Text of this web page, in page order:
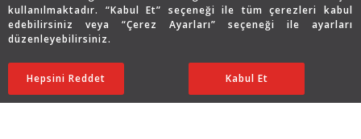
kullanılmaktadır. “Kabul Et” seçeneği ile tüm çerezleri kabul
edebilirsiniz veya “Çerez Ayarları” seçeneği ile ayarları
düzenleyebilirsiniz.
Ayarları Düzenle
Hepsini Reddet Kabul Et
Copyright © 2026 Assos Pırlanta - Bu sitenin tüm hakları